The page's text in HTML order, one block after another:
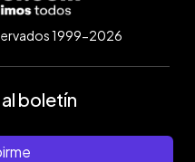
1999-2026
boletín